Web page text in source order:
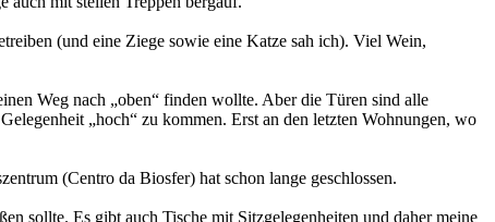
(und eine Ziege sowie eine Katze sah ich). Viel Wein,
Weg nach „oben“ finden wollte. Aber die Türen sind alle
„hoch“ zu kommen. Erst an den letzten Wohnungen, wo
(Centro da Biosfer) hat schon lange geschlossen.
sollte. Es gibt auch Tische mit Sitzgelegenheiten und daher meine